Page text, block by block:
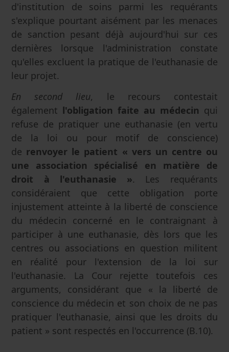
d'institution de soins parmi les requérants
s'explique pourtant aisément par les menaces
de sanction pesant déjà aujourd'hui sur ces
dernières lorsque l'administration constate
qu'elles excluent la pratique de l'euthanasie de
leur projet.
En second lieu, le recours contestait
également l'obligation faite au médecin qui
refuse de pratiquer une euthanasie (en vertu
de la loi ou pour motif de conscience)
de renvoyer le patient « vers un centre ou
une association spécialisé en matière de
droit à l'euthanasie ». Les requérants
considéraient que cette obligation porte
injustement atteinte à la liberté de conscience
du médecin concerné en le contraignant à
participer à une euthanasie, dès lors que les
centres ou associations en question militent
en réalité pour l'extension de la loi sur
l'euthanasie. La Cour rejette toutefois ces
arguments, considérant que « la liberté de
conscience du médecin et son choix de ne pas
pratiquer l'euthanasie, ainsi que les droits du
patient » sont respectés en l'occurrence (B.10).